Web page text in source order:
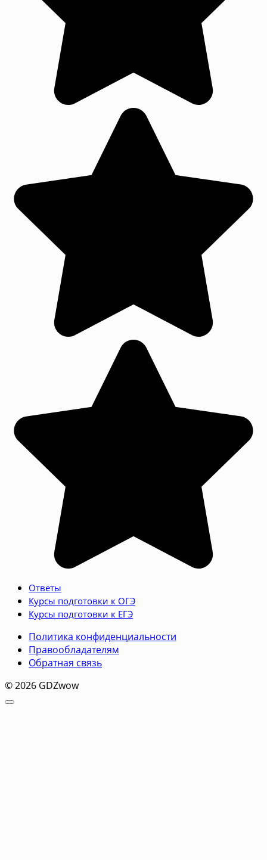
Ответы
Курсы подготовки к ОГЭ
Курсы подготовки к ЕГЭ
Политика конфиденциальности
Правообладателям
Обратная связь
© 2026 GDZwow